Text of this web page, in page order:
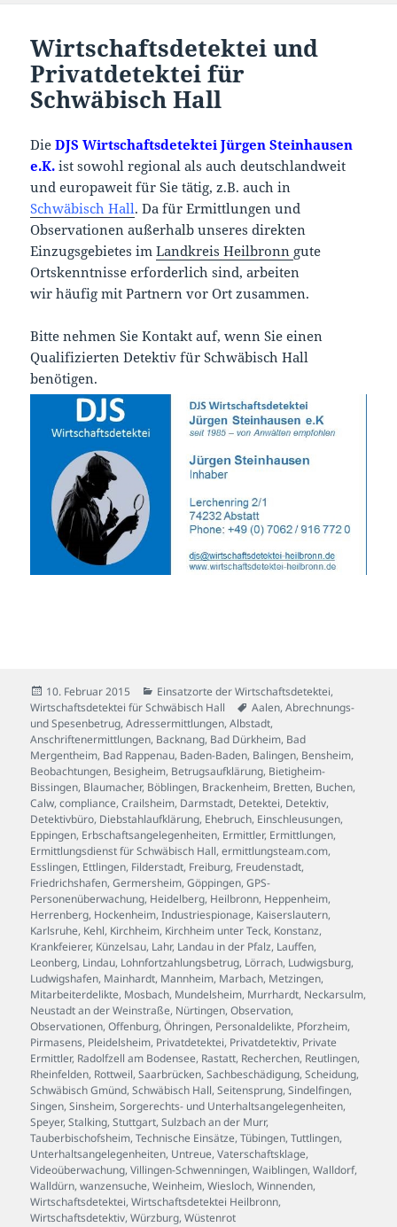
Wirtschaftsdetektei und
Privatdetektei für
Schwäbisch Hall
DieDJS Wirtschaftsdetektei Jürgen Steinhausen
e.K. ist sowohl regional als auch deutschlandweit
und europaweit für Sie tätig, z.B. auch in
Schwäbisch Hall. Da für Ermittlungen und
Observationen außerhalb unseres direkten
Einzugsgebietes imLandkreis Heilbronn gute
Ortskenntnisse erforderlich sind, arbeiten
wir häufig mit Partnern vor Ort zusammen.
Bitte nehmen Sie Kontakt auf, wenn Sie einen
Qualifizierten Detektiv für Schwäbisch Hall
benötigen.
Veröffentlicht
am
10. Februar 2015 Kategorien
Einsatzorte der Wirtschaftsdetektei,
Wirtschaftsdetektei für Schwäbisch Hall
Schlagwörter
Aalen,Abrechnungs-
und Spesenbetrug,Adressermittlungen,Albstadt,
Anschriftenermittlungen, Backnang, Bad Dürkheim, Bad
Mergentheim, Bad Rappenau, Baden-Baden, Balingen, Bensheim,
Beobachtungen, Besigheim, Betrugsaufklärung, Bietigheim-
Bissingen, Blaumacher, Böblingen, Brackenheim, Bretten, Buchen,
Calw,compliance,Crailsheim, Darmstadt, Detektei, Detektiv,
Detektivbüro, Diebstahlaufklärung, Ehebruch, Einschleusungen,
Eppingen, Erbschaftsangelegenheiten, Ermittler, Ermittlungen,
Ermittlungsdienst für Schwäbisch Hall,ermittlungsteam.com,
Esslingen, Ettlingen, Filderstadt, Freiburg, Freudenstadt,
Friedrichshafen,Germersheim,Göppingen,GPS-
Personenüberwachung, Heidelberg, Heilbronn, Heppenheim,
Herrenberg, Hockenheim,Industriespionage, Kaiserslautern,
Karlsruhe, Kehl, Kirchheim, Kirchheim unter Teck, Konstanz,
Krankfeierer, Künzelsau, Lahr, Landau in der Pfalz, Lauffen,
Leonberg, Lindau, Lohnfortzahlungsbetrug, Lörrach, Ludwigsburg,
Ludwigshafen, Mainhardt, Mannheim, Marbach, Metzingen,
Mitarbeiterdelikte, Mosbach, Mundelsheim, Murrhardt, Neckarsulm,
Neustadt an der Weinstraße, Nürtingen,Observation,
Observationen,Offenburg,Öhringen, Personaldelikte, Pforzheim,
Pirmasens, Pleidelsheim, Privatdetektei, Privatdetektiv, Private
Ermittler, Radolfzell am Bodensee, Rastatt, Recherchen, Reutlingen,
Rheinfelden, Rottweil,Saarbrücken,Sachbeschädigung,Scheidung,
Schwäbisch Gmünd,Schwäbisch Hall,Seitensprung,Sindelfingen,
Singen,Sinsheim,Sorgerechts- und Unterhaltsangelegenheiten,
Speyer,Stalking,Stuttgart,Sulzbach an der Murr,
Tauberbischofsheim,Technische Einsätze,Tübingen,Tuttlingen,
Unterhaltsangelegenheiten, Untreue,Vaterschaftsklage,
Videoüberwachung,Villingen-Schwenningen,Waiblingen,Walldorf,
Walldürn,wanzensuche,Weinheim,Wiesloch,Winnenden,
Wirtschaftsdetektei,Wirtschaftsdetektei Heilbronn,
Wirtschaftsdetektiv,Würzburg,Wüstenrot